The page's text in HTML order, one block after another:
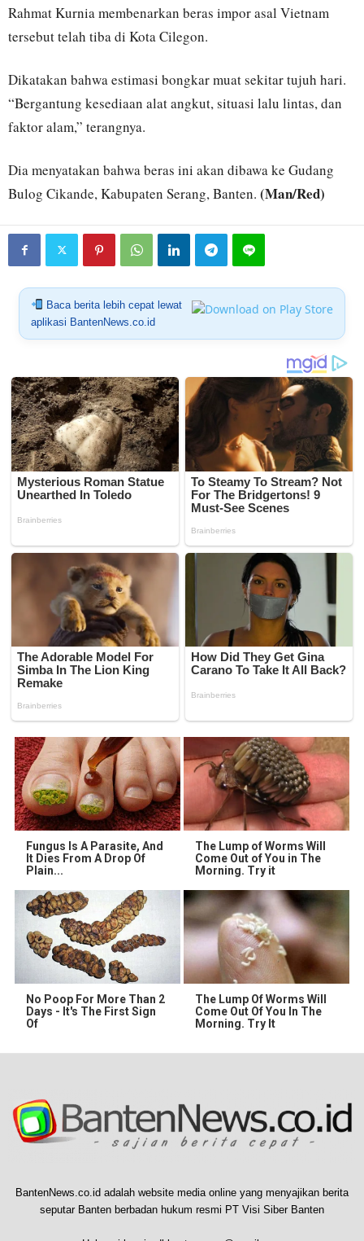
Rahmat Kurnia membenarkan beras impor asal Vietnam
tersebut telah tiba di Kota Cilegon.
Dikatakan bahwa estimasi bongkar muat sekitar tujuh hari.
“Bergantung kesediaan alat angkut, situasi lalu lintas, dan
faktor alam,” terangnya.
Dia menyatakan bahwa beras ini akan dibawa ke Gudang
Bulog Cikande, Kabupaten Serang, Banten. (Man/Red)
Baca berita lebih cepat lewat
aplikasi BantenNews.co.id
Fungus Is A Parasite, And
It Dies From A Drop Of
Plain...
The Lump of Worms Will
Come Out of You in The
Morning. Try it
No Poop For More Than 2
Days - It's The First Sign
Of
The Lump Of Worms Will
Come Out Of You In The
Morning. Try It
BantenNews.co.id adalah website media online yang menyajikan berita
seputar Banten berbadan hukum resmi PT Visi Siber Banten